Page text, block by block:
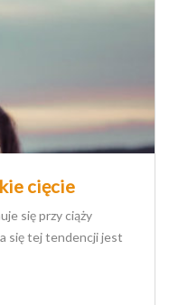
cięcie
się przy ciąży
się tej tendencji jest